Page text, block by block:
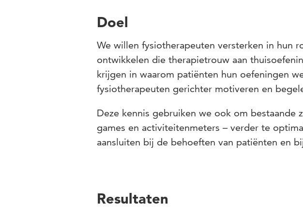
Doel
We willen fysiotherapeuten versterken in hun
ontwikkelen die therapietrouw aan
krijgen in waarom patiënten hun oefeningen
fysiotherapeuten gerichter motiveren en
Deze kennis gebruiken we ook om bestaande
games en activiteitenmeters – verder te
aansluiten bij de behoeften van patiënten en
Resultaten